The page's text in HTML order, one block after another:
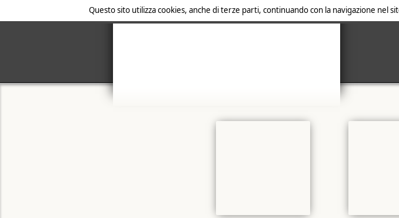
Questo sito utilizza cookies, anche di terze parti, continuando con la navigazione nel